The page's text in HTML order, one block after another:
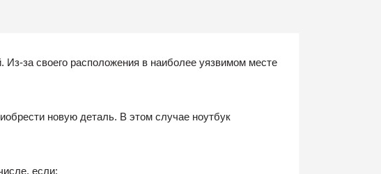
за своего расположения в наиболее уязвимом месте
новую деталь. В этом случае ноутбук
если: